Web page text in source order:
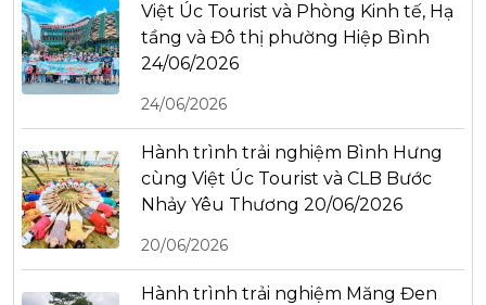
Việt Úc Tourist và Phòng Kinh tế, Hạ
tầng và Đô thị phường Hiệp Bình
24/06/2026
24/06/2026
Hành trình trải nghiệm Bình Hưng
cùng Việt Úc Tourist và CLB Bước
Nhảy Yêu Thương 20/06/2026
20/06/2026
Hành trình trải nghiệm Măng Đen